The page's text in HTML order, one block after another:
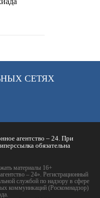
СЕТЯХ
агентство – 24. При
обязательна
материалы 16+
– 24». Регистрационный
службой по надзору в сфере
коммуникаций (Роскомнадзор)